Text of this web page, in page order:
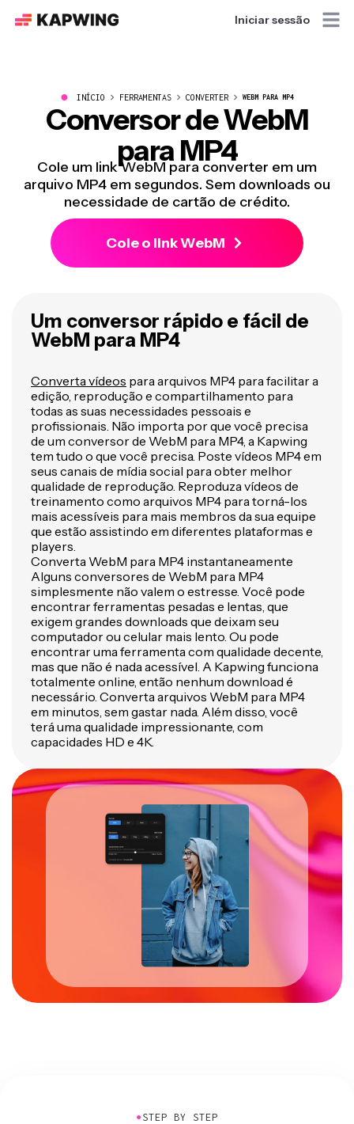
Iniciar sessão
● INÍCIO FERRAMENTAS CONVERTER WEBM PARA MP4
Conversor de WebM
para MP4
Cole um link WebM para converter em um
arquivo MP4 em segundos. Sem downloads ou
necessidade de cartão de crédito.
Cole o link WebM
Um conversor rápido e fácil de
WebM para MP4
Converta vídeos para arquivos MP4 para facilitar a
edição, reprodução e compartilhamento para
todas as suas necessidades pessoais e
profissionais. Não importa por que você precisa
de um conversor de WebM para MP4, a Kapwing
tem tudo o que você precisa. Poste vídeos MP4 em
seus canais de mídia social para obter melhor
qualidade de reprodução. Reproduza vídeos de
treinamento como arquivos MP4 para torná-los
mais acessíveis para mais membros da sua equipe
que estão assistindo em diferentes plataformas e
players.
Converta WebM para MP4 instantaneamente
Alguns conversores de WebM para MP4
simplesmente não valem o estresse. Você pode
encontrar ferramentas pesadas e lentas, que
exigem grandes downloads que deixam seu
computador ou celular mais lento. Ou pode
encontrar uma ferramenta com qualidade decente,
mas que não é nada acessível. A Kapwing funciona
totalmente online, então nenhum download é
necessário. Converta arquivos WebM para MP4
em minutos, sem gastar nada. Além disso, você
terá uma qualidade impressionante, com
capacidades HD e 4K.
●STEP BY STEP